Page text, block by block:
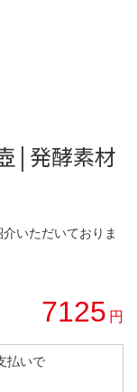
| 発酵素材
いただいておりま
7125 円
払いで